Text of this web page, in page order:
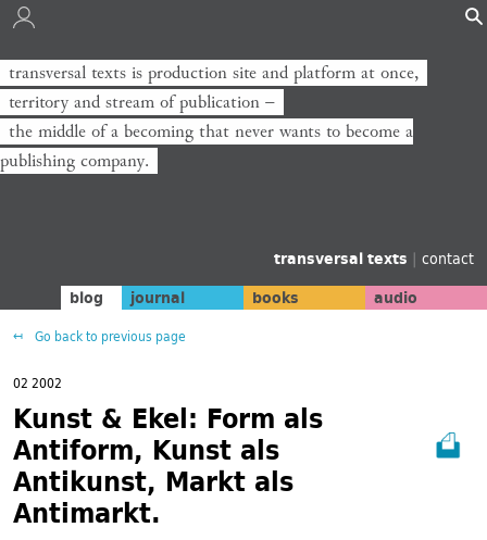
transversal texts is production site and platform at once,
territory and stream of publication −
the middle of a becoming that never wants to become a
publishing company.
transversal texts | contact
blog journal books audio
Go back to previous page
02 2002
Kunst & Ekel: Form als
Antiform, Kunst als
Antikunst, Markt als
Antimarkt.